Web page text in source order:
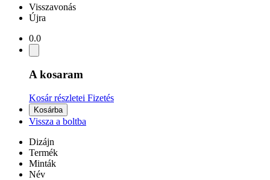
Visszavonás
Újra
0.0
A kosaram
Kosár részletei Fizetés
Kosárba
Vissza a boltba
Dizájn
Termék
Minták
Név